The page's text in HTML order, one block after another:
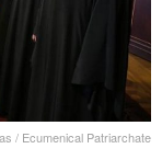
/ Ecumenical Patriarchate